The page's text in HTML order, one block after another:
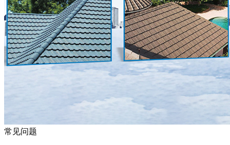
常见问题